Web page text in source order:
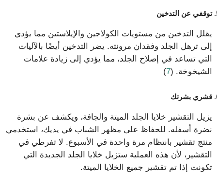
توقفي عن التدخين
يقلل التدخين من مستويات الكولاجين والإيلاستين مما يؤدي
إلى ترهل الجلد وفقدان مرونته. يضر التدخين أيضًا بالآليات
التي تساعد في إصلاح الجلد، مما يؤدي إلى زيادة علامات
الشيخوخة. (7
)
قشري بشرتك
يزيل التقشير خلايا الجلد الميتة والجافة، ويكشف عن بشرة
نضرة أسفله. للحفاظ على مظهر الشباب في يديك، استخدمي
منتج تقشير بانتظام مرة واحدة في الأسبوع. لا تفرطي في
التقشير، لأن هذه العملية ستزيل خلايا الجلد الجديدة التي
تكونت إذا تم تقشير جميع الخلايا الميتة.